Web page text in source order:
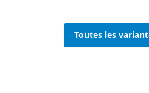
Toutes les